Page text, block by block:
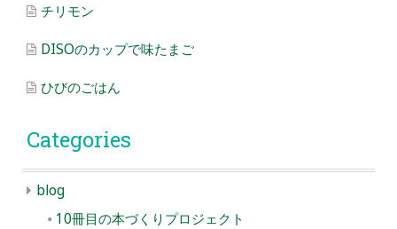
チリモン
DISOのカップで味たまご
ひびのごはん
Categories
blog
10冊目の本づくりプロジェクト